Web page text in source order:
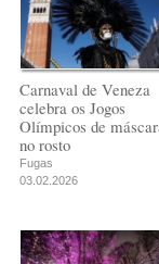
Carnaval de Veneza
celebra os Jogos
Olímpicos de
no rosto
Fugas
03.02.2026